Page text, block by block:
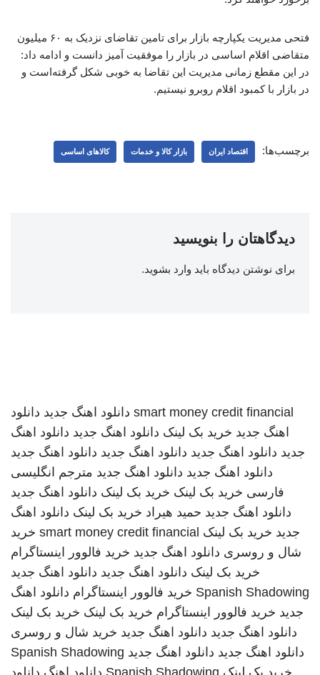
فتحی مدیریت یکپارچه بازار برای تامین تقاضای نزدیک به ۶۰ میلیون
متقاضی اقلام اساسی در بازار را موفقیت آمیز دانست و ادامه داد:
در این مقطع زمانی مدیریت این تقاضا به خوبی شکل گرفته‌است و
در بازار با کمبود اقلام روبرو نیستیم.
برچسب‌ها: اقتصاد ایران بازار کالا و خدمات کالاهای اساسی
دیدگاهتان را بنویسید
برای نوشتن دیدگاه باید وارد بشوید.
smart money credit financial دانلود اهنگ جدید دانلود
اهنگ جدید خرید بک لینک دانلود اهنگ جدید دانلود اهنگ
جدید دانلود اهنگ جدید دانلود اهنگ جدید دانلود اهنگ جدید
دانلود اهنگ جدید دانلود اهنگ جدید مترجم انگلیسی
فارسی خرید بک لینک خرید بک لینک دانلود اهنگ جدید
دانلود اهنگ جدید حمید هیراد خرید بک لینک دانلود اهنگ
جدید خرید بک لینک smart money credit financial خرید
شال و روسری دانلود اهنگ جدید خرید فالوور اینستاگرام
خرید بک لینک دانلود اهنگ جدید دانلود اهنگ جدید
Spanish Shadowing خرید فالوور اینستاگرام دانلود اهنگ
جدید خرید فالوور اینستاگرام خرید بک لینک خرید بک لینک
دانلود اهنگ جدید دانلود اهنگ جدید خرید شال و روسری
دانلود اهنگ جدید دانلود اهنگ جدید Spanish Shadowing
خرید بک لینک Spanish Shadowing دانلود اهنگ دانلود